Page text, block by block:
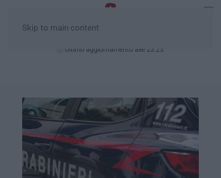
Skip to main content
Ultimo aggiornamento alle 23:23